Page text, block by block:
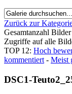
Zurück zur
Gesamtanzahl
Zugriffe auf alle
TOP 12: Hoch
kommentiert - Meist
DSC1-